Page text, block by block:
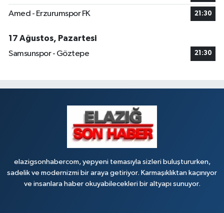
Çaydaçıra Mahallesi, Adnan Kahveci Caddesi, No:29 Merkez Elazığ
Amed - Erzurumspor FK 21:30
17 Ağustos, Pazartesi
Samsunspor - Göztepe
21:30
elazigsonhabercom, yepyeni temasıyla sizleri buluştururken,
sadelik ve modernizmi bir araya getiriyor. Karmaşıklıktan kaçınıyor
ve insanlara haber okuyabilecekleri bir altyapı sunuyor.